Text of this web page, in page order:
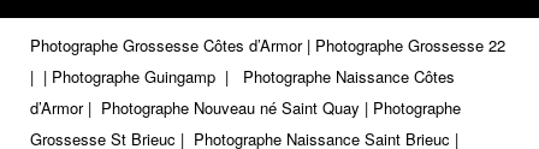
Photographe Grossesse Côtes d’Armor | Photographe Grossesse 22
| | Photographe Guingamp |
Photographe Naissance Côtes
d’Armor | Photographe Nouveau né Saint Quay | Photographe
Grossesse St Brieuc | Photographe Naissance Saint Brieuc |